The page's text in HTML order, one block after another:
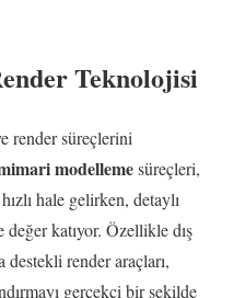
Teknolojisi
render süreçlerini
modellemesüreçleri,
hale gelirken, detaylı
katıyor. Özellikle dış
destekli render araçları,
gerçekçi bir şekilde